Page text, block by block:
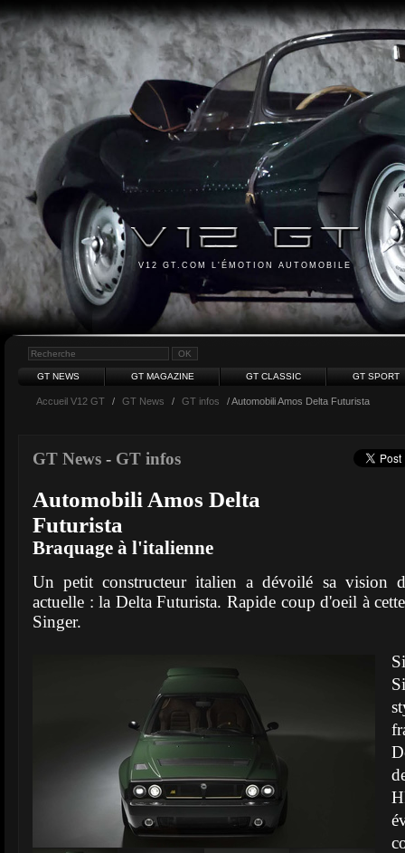
V12 GT.COM L'ÉMOTION AUTOMOBILE
GT NEWS GT MAGAZINE GT CLASSIC GT SPORT
Accueil V12 GT / GT News / GT infos / Automobili Amos Delta Futurista
GT News - GT infos
Automobili Amos Delta
Futurista
Braquage à l'italienne
Un petit constructeur italien a dévoilé sa vision
actuelle : la Delta Futurista. Rapide coup d'oeil à
Singer.